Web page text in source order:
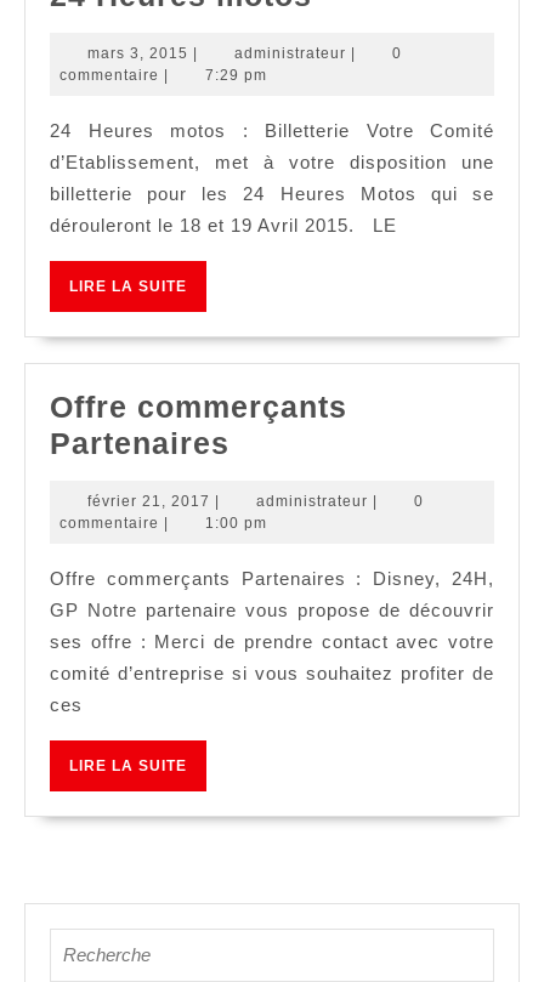
motos
mars 3, 2015 mars
administrateur administrateur
0
commentaire
7:29 pm
24 Heures motos : Billetterie Votre Comité
d’Etablissement, met à votre disposition une
billetterie pour les 24 Heures Motos qui se
dérouleront le 18 et 19 Avril 2015. LE
LIRE LA SUITE
Offre commerçants
Partenaires
Partenaires
février 21, 2017 février
21,
| administrateur administrateur
|
0
commentaire | 1:00 pm
Offre commerçants Partenaires : Disney, 24H,
GP Notre partenaire vous propose de découvrir
ses offre : Merci de prendre contact avec votre
comité d’entreprise si vous souhaitez profiter de
ces
LIRE LA SUITE
for: